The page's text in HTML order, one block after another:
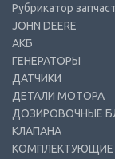
Рубрикатор
JOHN DEERE
АКБ
ГЕНЕРАТОРЫ
ДАТЧИКИ
ДЕТАЛИ МОТОРА
ДОЗИРОВОЧНЫЕ
КЛАПАНА
КОМПЛЕКТУЮЩИЕ